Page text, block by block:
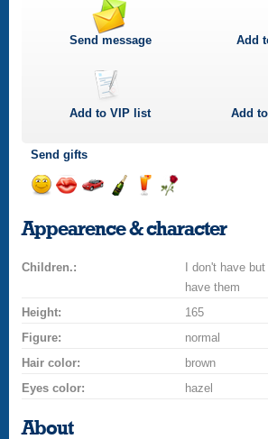
Send message Add
Add toVIP list Add
Send gifts
smile
a
champagne
drinkflower
Appearence & character
Children.:
I don't have
have them
Height:
165
Figure:
normal
Hair color:
brown
Eyes color:
hazel
About